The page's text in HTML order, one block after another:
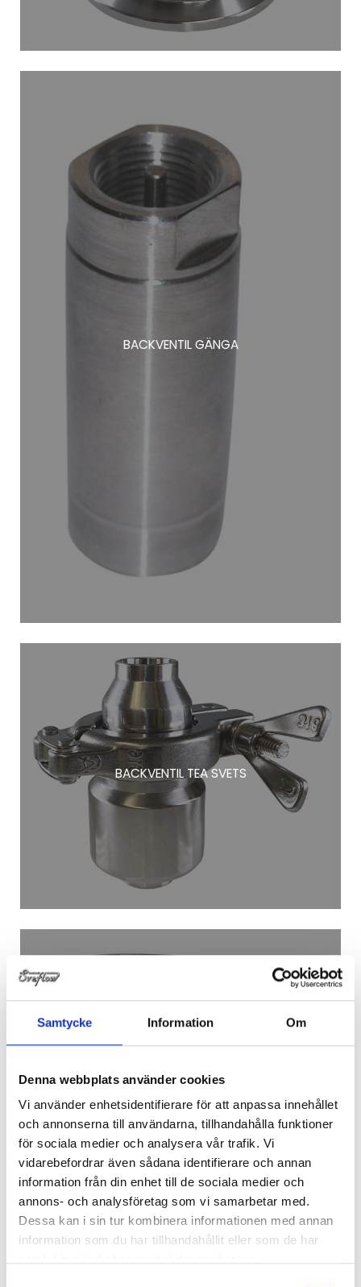
Samtycke Information Om
Denna webbplats använder cookies
Vi använder enhetsidentifierare för att anpassa innehållet
och annonserna till användarna, tillhandahålla funktioner
för sociala medier och analysera vår trafik. Vi
vidarebefordrar även sådana identifierare och annan
information från din enhet till de sociala medier och
annons- och analysföretag som vi samarbetar med.
Dessa kan i sin tur kombinera informationen med annan
information som du har tillhandahållit eller som de har
BACKVENTIL GÄNGA
BACKVENTIL TEA SVETS
BACKVENTIL TEA CALMP